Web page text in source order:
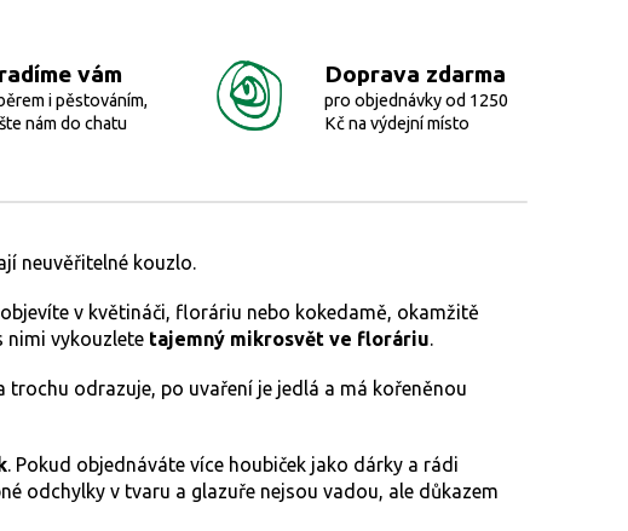
vám
i pěstováním,
nám do chatu
Doprava zdarma
pro objednávky od 1250
Kč na výdejní místo
neuvěřitelné kouzlo.
v květináči, floráriu nebo kokedamě, okamžitě
nimi vykouzlete tajemný mikrosvět ve floráriu.
odrazuje, po uvaření je jedlá a má kořeněnou
. Pokud objednáváte více houbiček jako dárky a rádi
odchylky v tvaru a glazuře nejsou vadou, ale důkazem